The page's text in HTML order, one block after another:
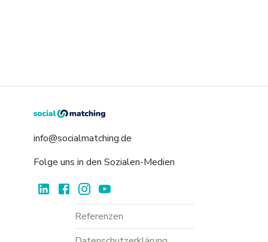
info@socialmatching.de
Folge uns in den Sozialen-Medien
Referenzen